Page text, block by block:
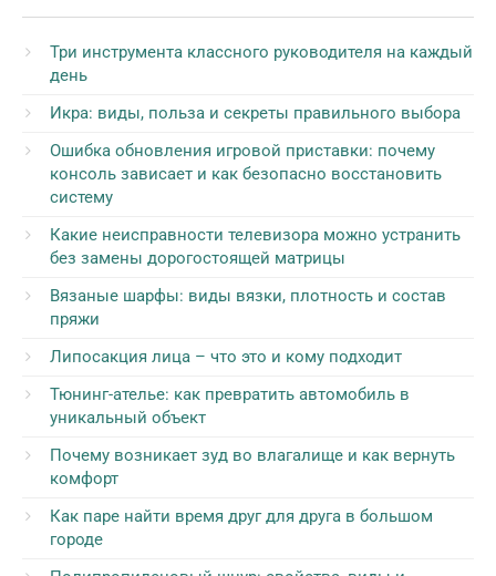
Три инструмента классного руководителя на каждый
день
Икра: виды, польза и секреты правильного выбора
Ошибка обновления игровой приставки: почему
консоль зависает и как безопасно восстановить
систему
Какие неисправности телевизора можно устранить
без замены дорогостоящей матрицы
Вязаные шарфы: виды вязки, плотность и состав
пряжи
Липосакция лица – что это и кому подходит
Тюнинг-ателье: как превратить автомобиль в
уникальный объект
Почему возникает зуд во влагалище и как вернуть
комфорт
Как паре найти время друг для друга в большом
городе